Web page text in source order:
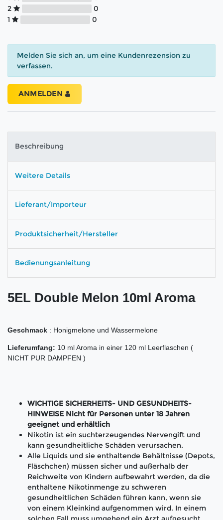
2
0
1
0
Melden Sie sich an, um eine Kundenrezension zu
verfassen.
ANMELDEN
Beschreibung
Weitere Details
Lieferant/Importeur
Produktsicherheit/Hersteller
Bedienungsanleitung
5EL Double Melon 10ml Aroma
Geschmack : Honigmelone und Wassermelone
Lieferumfang: 10 ml Aroma in einer 120 ml Leerflaschen (
NICHT PUR DAMPFEN )
WICHTIGE SICHERHEITS- UND GESUNDHEITS-
HINWEISE Nicht für Personen unter 18 Jahren
geeignet und erhältlich
Nikotin ist ein suchterzeugendes Nervengift und
kann gesundheitliche Schäden verursachen.
Alle Liquids und sie enthaltende Behältnisse (Depots,
Fläschchen) müssen sicher und außerhalb der
Reichweite von Kindern aufbewahrt werden, da die
enthaltene Nikotinmenge zu schweren
gesundheitlichen Schäden führen kann, wenn sie
von einem Kleinkind aufgenommen wird. In einem